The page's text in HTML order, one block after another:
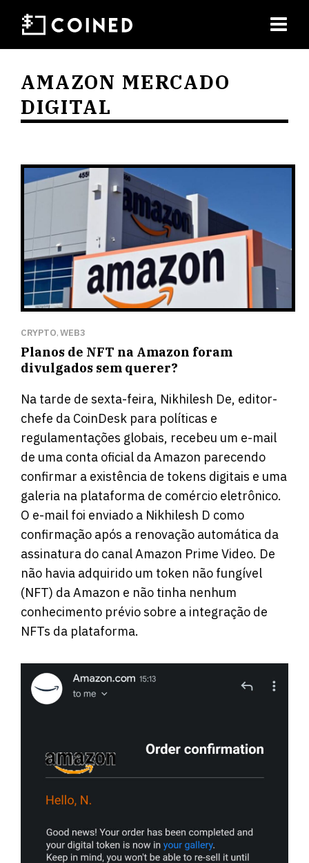
AMAZON MERCADO
DIGITAL
CRYPTO, WEB3
Planos de NFT na Amazon foram
divulgados sem querer?
Na tarde de sexta-feira, Nikhilesh De, editor-
chefe da CoinDesk para políticas e
regulamentações globais, recebeu um e-mail
de uma conta oficial da Amazon parecendo
confirmar a existência de tokens digitais e uma
galeria na plataforma de comércio eletrônico.
O e-mail foi enviado a Nikhilesh D como
confirmação após a renovação automática da
assinatura do canal Amazon Prime Video. De
não havia adquirido um token não fungível
(NFT) da Amazon e não tinha nenhum
conhecimento prévio sobre a integração de
NFTs da plataforma.